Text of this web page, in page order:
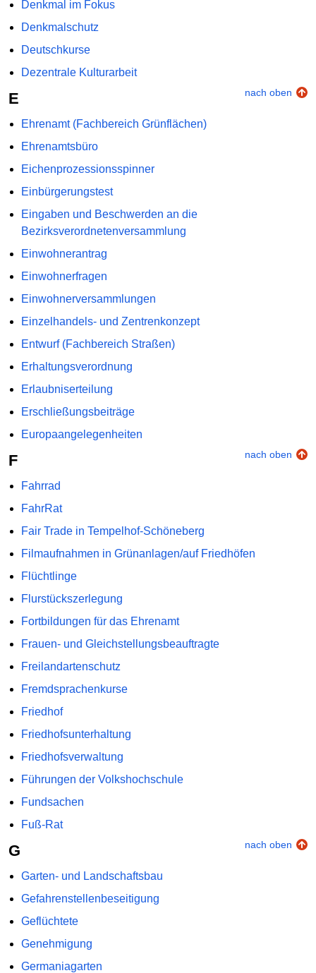
Denkmal im Fokus
Denkmalschutz
Deutschkurse
Dezentrale Kulturarbeit
E nach oben
Ehrenamt (Fachbereich Grünflächen)
Ehrenamtsbüro
Eichenprozessionsspinner
Einbürgerungstest
Eingaben und Beschwerden an die
Bezirksverordnetenversammlung
Einwohnerantrag
Einwohnerfragen
Einwohnerversammlungen
Einzelhandels- und Zentrenkonzept
Entwurf (Fachbereich Straßen)
Erhaltungsverordnung
Erlaubniserteilung
Erschließungsbeiträge
Europaangelegenheiten
F nach oben
Fahrrad
FahrRat
Fair Trade in Tempelhof-Schöneberg
Filmaufnahmen in Grünanlagen/auf Friedhöfen
Flüchtlinge
Flurstückszerlegung
Fortbildungen für das Ehrenamt
Frauen- und Gleichstellungsbeauftragte
Freilandartenschutz
Fremdsprachenkurse
Friedhof
Friedhofsunterhaltung
Friedhofsverwaltung
Führungen der Volkshochschule
Fundsachen
Fuß-Rat
G nach oben
Garten- und Landschaftsbau
Gefahrenstellenbeseitigung
Geflüchtete
Genehmigung
Germaniagarten